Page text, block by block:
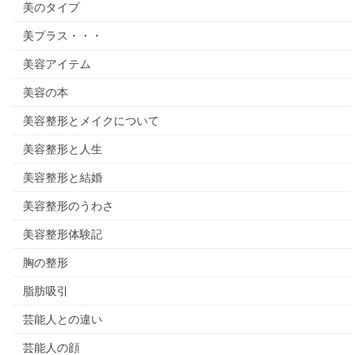
美のタイプ
美プラス・・・
美容アイテム
美容の本
美容整形とメイクについて
美容整形と人生
美容整形と結婚
美容整形のうわさ
美容整形体験記
胸の整形
脂肪吸引
芸能人との違い
芸能人の顔